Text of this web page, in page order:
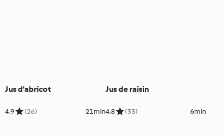
Jus d'abricot
4.9 (26) 21min
Jus de raisin
4.8 (33) 6min